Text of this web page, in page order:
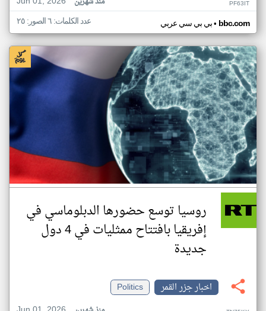
PF63IT
بي بي سي عربي• bbc.com عدد الكلمات: ٦ الصور: ٢٥
روسيا توسع حضورها الدبلوماسي في
إفريقيا بافتتاح ممثليات في 4 دول
جديدة
اخبار جزر القمر
Politics